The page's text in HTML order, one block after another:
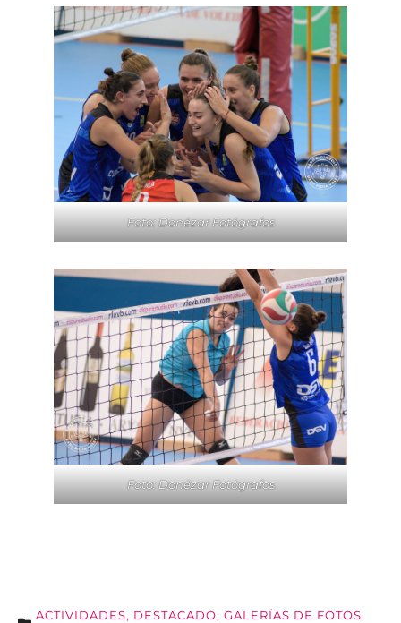
Foto: Donézar Fotógrafos
Foto: Donézar Fotógrafos
ACTIVIDADES, DESTACADO, GALERÍAS DE FOTOS,